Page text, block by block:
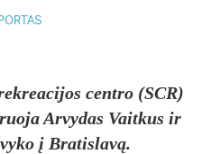
cent­ro (SCR)
Ar­vy­das Vait­kus ir
į Bra­tis­lavą.